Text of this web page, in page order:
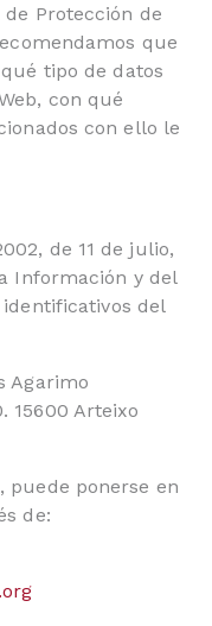
Protección de
que
tipo de datos
con qué
con ello le
de 11 de julio,
Información y del
del
Agarimo
15600 Arteixo
puede ponerse en
de: